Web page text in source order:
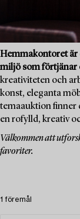
Hemmakontoret är
miljö som förtjänar
kreativiteten och
konst, eleganta
temaauktion finner
en rofylld, kreativ
Välkommen att
favoriter.
1 föremål